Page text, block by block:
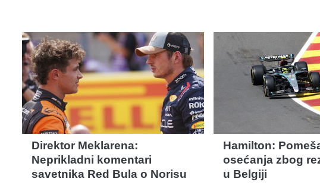
Direktor Meklarena:
Neprikladni komentari
savetnika Red Bula o Norisu
Hamilton:
osećanja zbog
u Belgiji